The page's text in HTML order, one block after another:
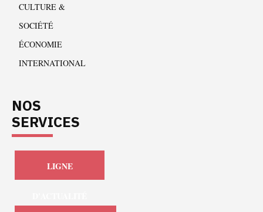
CULTURE &
SOCIÉTÉ
ÉCONOMIE
INTERNATIONAL
NOS
SERVICES
LIGNE